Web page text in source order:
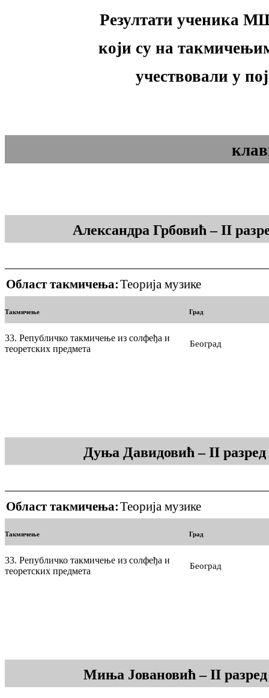
Резултати ученика
који су на
учествовали у
Александра Грбовић – II
Област такмичења:Теорија музике
Такмичење Град
33. Републичко такмичење из солфеђа и
теоретских предмета
Београд
Дуња Давидовић – II
Област такмичења:Теорија музике
Такмичење Град
33. Републичко такмичење из солфеђа и
теоретских предмета
Београд
Миња Јовановић – II